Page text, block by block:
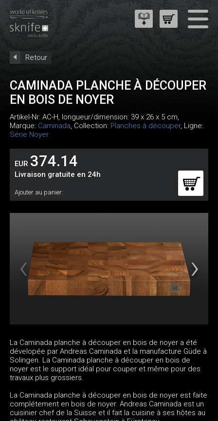
Retour
CAMINADA PLANCHE À DÉCOUPER
EN BOIS DE NOYER
Artikel-Nr: AC-H, longueur/dimension: 39 x 26 x 5 cm,
Marque: Caminada, Collection: Planches à découper, Ligne:
Série Noyer
EUR 374.14
Livraison gratuite en 24h
Ajouter au panier:
La Caminada planche à découper en bois de noyer a été
dévelopée par Andreas Caminada et la manufacture Güde à
Solingen. La Caminada planche à découper en bois de
noyer est le support idéal pour couper et même pour des
travaux plus grossiers.
La Caminada planche à découper en bois de noyer est faite
complétement en bois de noyer. Andreas Caminada est un
cuisinier chef de la Suisse et il fait la cuisine à ses hôtes au